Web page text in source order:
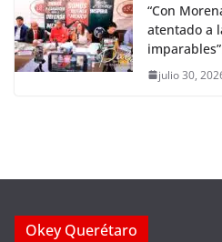
“Con
atentado a
julio 30,
Okey Querétaro